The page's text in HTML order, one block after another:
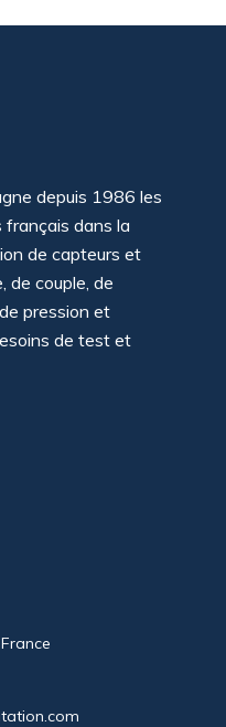
depuis 1986 les
dans la
de capteurs et
de couple, de
pression et
de test et